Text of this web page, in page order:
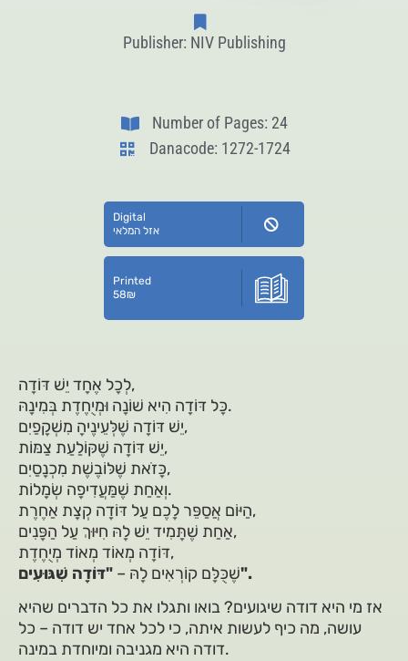
Publisher: NIV Publishing
Number of Pages: 24
Danacode: 1272-1724
Digital
אזל המלאי
Printed
58₪
לְכָל אֶחָד יֵשׁ דּוֹדָה,
כָּל דּוֹדָה הִיא שׁוֹנָה וּמְיֻחֶדֶת בְּמִינָהּ.
יֵשׁ דּוֹדָה שֶׁלְּעֵינֶיהָ מִשְׁקָפַיִם,
יֵשׁ דּוֹדָה שֶׁקּוֹלַעַת צַמּוֹת,
כָּזֹאת שֶׁלּוֹבֶשֶׁת מִכְנָסַיִם,
וְאַחַת שֶׁמַּעֲדִיפָה שְׂמָלוֹת.
הַיּוֹם אֲסַפֵּר לָכֶם עַל דּוֹדָה קְצָת אַחֶרֶת,
אַחַת שֶׁתָּמִיד יֵשׁ לָהּ חִיּוּךְ עַל הַפָּנִים,
דּוֹדָה מְאוֹד מְאוֹד מְיֻחֶדֶת,
שֶׁכֻּלָּם קוֹרְאִים לָהּ –"דּוֹדָה שִׁגּוּעִים".
אז מי היא דודה שיגועים? בואו ותגלו את כל הדברים שהיא
עושה, מה כיף לעשות איתה, כי לכל אחד יש דודה – כל
דודה היא מגניבה ומיוחדת במינה.